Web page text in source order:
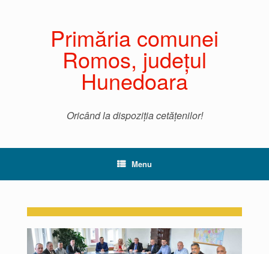
Primăria comunei
Romos, județul
Hunedoara
Oricând la dispoziția cetățenilor!
Menu